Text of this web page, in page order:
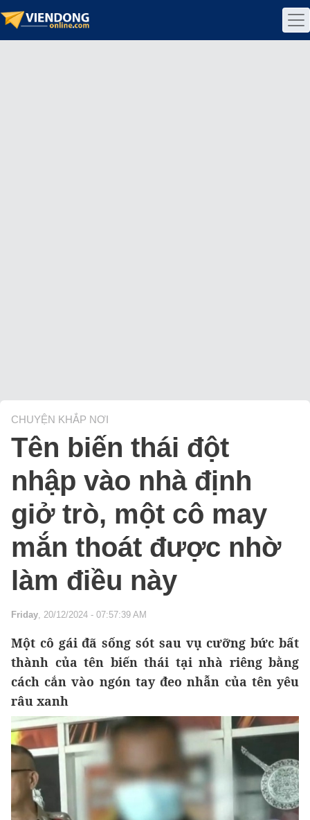
CHUYỆN KHẮP NƠI
Tên biến thái đột
nhập vào nhà định
giở trò, một cô may
mắn thoát được nhờ
làm điều này
Friday, 20/12/2024 - 07:57:39 AM
Một cô gái đã sống sót sau vụ cưỡng bức bất
thành của tên biến thái tại nhà riêng bằng
cách cắn vào ngón tay đeo nhẫn của tên yêu
râu xanh